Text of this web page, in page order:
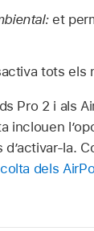
et
tots els
Pro 2 i als
inclouen
la.
dels